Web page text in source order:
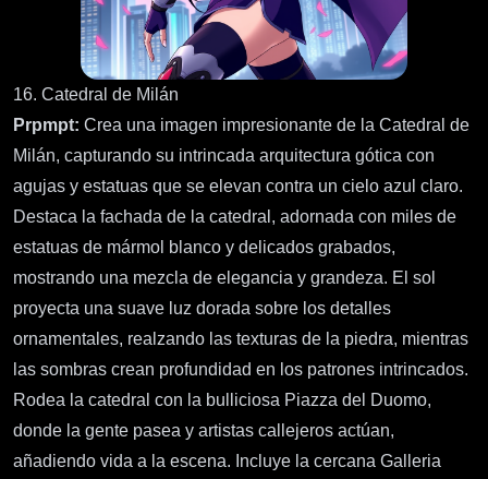
16. Catedral de Milán
Prpmpt: Crea una imagen impresionante de la Catedral de
Milán, capturando su intrincada arquitectura gótica con
agujas y estatuas que se elevan contra un cielo azul claro.
Destaca la fachada de la catedral, adornada con miles de
estatuas de mármol blanco y delicados grabados,
mostrando una mezcla de elegancia y grandeza. El sol
proyecta una suave luz dorada sobre los detalles
ornamentales, realzando las texturas de la piedra, mientras
las sombras crean profundidad en los patrones intrincados.
Rodea la catedral con la bulliciosa Piazza del Duomo,
donde la gente pasea y artistas callejeros actúan,
añadiendo vida a la escena. Incluye la cercana Galleria